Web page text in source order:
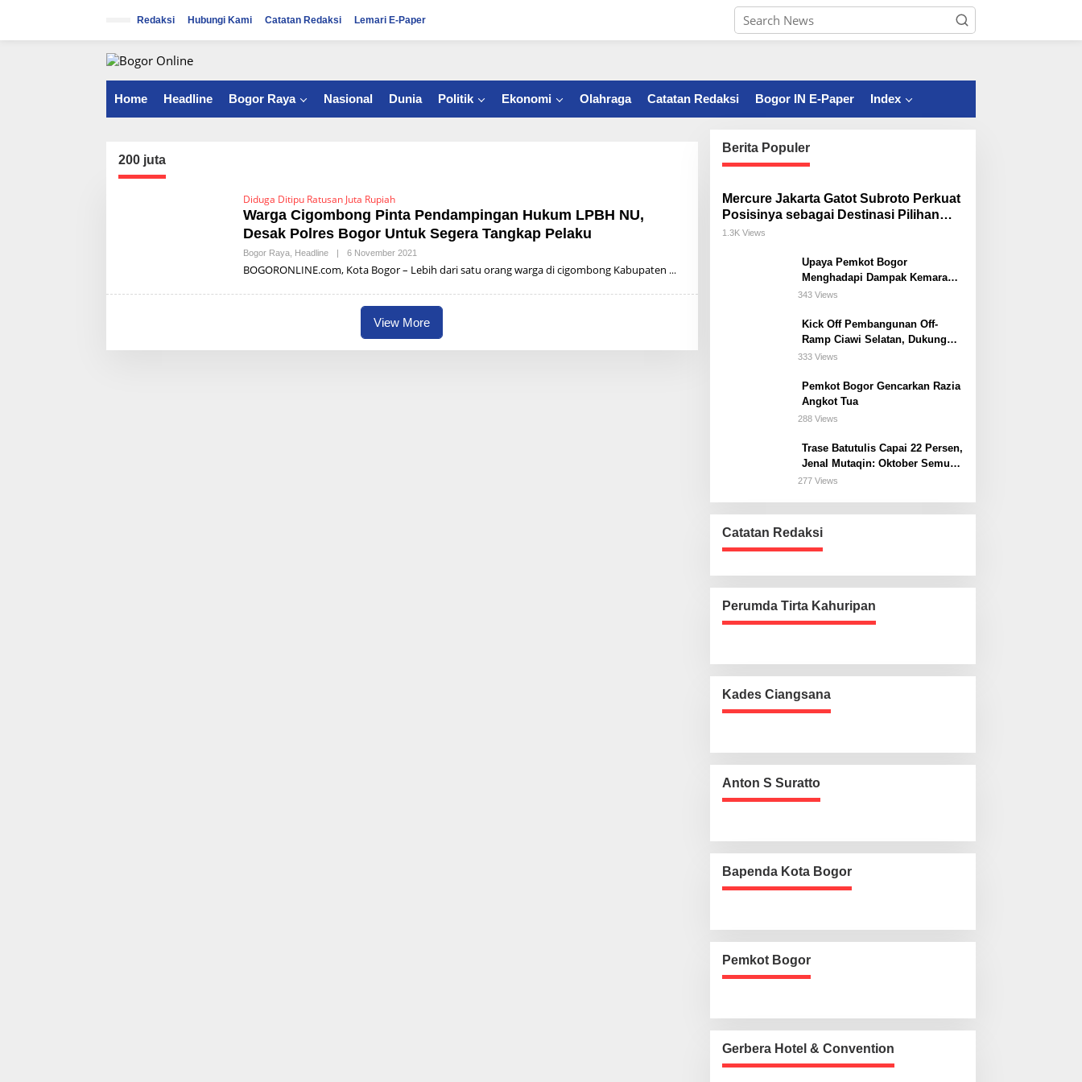
i
Redaksi Hubungi Kami Catatan Redaksi Lemari E-Paper
Home Headline Bogor Raya Nasional Dunia Politik Ekonomi Olahraga Catatan Redaksi Bogor IN E-Paper Index
200 juta
Diduga Ditipu Ratusan Juta Rupiah
Warga Cigombong Pinta Pendampingan Hukum LPBH NU,
Desak Polres Bogor Untuk Segera Tangkap Pelaku
Bogor Raya, Headline 6 November 2021
R
N
BOGORONLINE.com, Kota Bogor – Lebih dari satu orang warga di cigombong Kabupaten
View More
Berita Populer
Mercure Jakarta Gatot Subroto Perkuat
Posisinya sebagai Destinasi Pilihan
untuk Bisnis, Staycation, Meeting, dan
1.3K Views
Upaya Pemkot Bogor
Menghadapi Dampak Kemarau
Panjang
343 Views
Kick Off Pembangunan Off-
Ramp Ciawi Selatan, Dukung
Konektivitas Antarwilayah di
333 Views
Pemkot Bogor Gencarkan Razia
Angkot Tua
288 Views
Trase Batutulis Capai 22 Persen,
Jenal Mutaqin: Oktober Semua
Harus Beres
277 Views
Catatan Redaksi
Perumda Tirta Kahuripan
Kades Ciangsana
Anton S Suratto
Bapenda Kota Bogor
Pemkot Bogor
Gerbera Hotel & Convention